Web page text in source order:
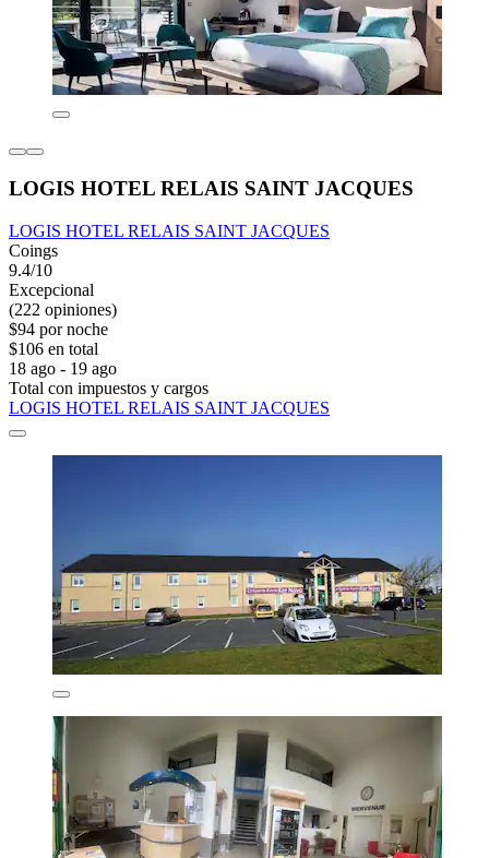
LOGIS HOTEL RELAIS SAINT JACQUES
LOGIS HOTEL RELAIS SAINT JACQUES
Coings
9.4/10
Excepcional
(222 opiniones)
$94 por noche
$106 en total
18 ago - 19 ago
Total con impuestos y cargos
LOGIS HOTEL RELAIS SAINT JACQUES